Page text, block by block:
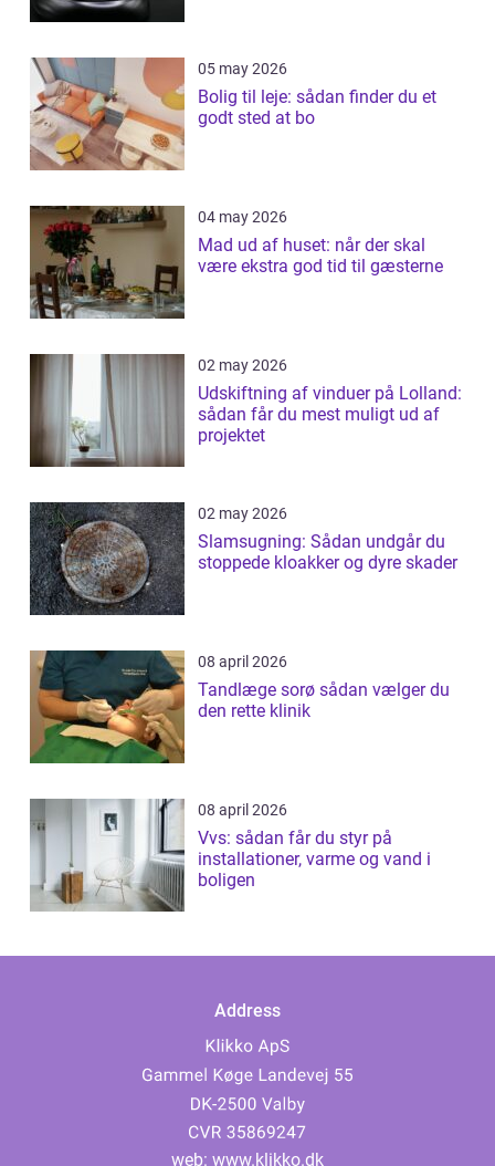
05 may 2026
Bolig til leje: sådan finder du et
godt sted at bo
04 may 2026
Mad ud af huset: når der skal
være ekstra god tid til gæsterne
02 may 2026
Udskiftning af vinduer på Lolland:
sådan får du mest muligt ud af
projektet
02 may 2026
Slamsugning: Sådan undgår du
stoppede kloakker og dyre skader
08 april 2026
Tandlæge sorø sådan vælger du
den rette klinik
08 april 2026
Vvs: sådan får du styr på
installationer, varme og vand i
boligen
Address
web: www.klikko.dk